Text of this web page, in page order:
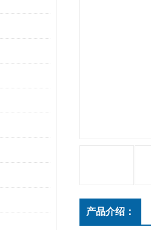
产品介绍：